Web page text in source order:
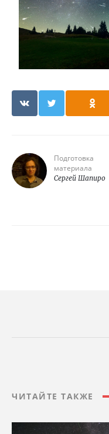
Подготовка
материала
Сергей Шапиро
ЧИТАЙТЕ ТАКЖЕ